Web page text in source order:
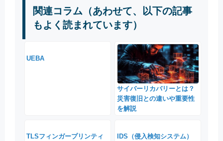
関連コラム（あわせて、以下の記事
もよく読まれています）
UEBA
サイバーリカバリーとは？
災害復旧との違いや重要性
を解説
TLSフィンガープリンティ
IDS（侵入検知システム）